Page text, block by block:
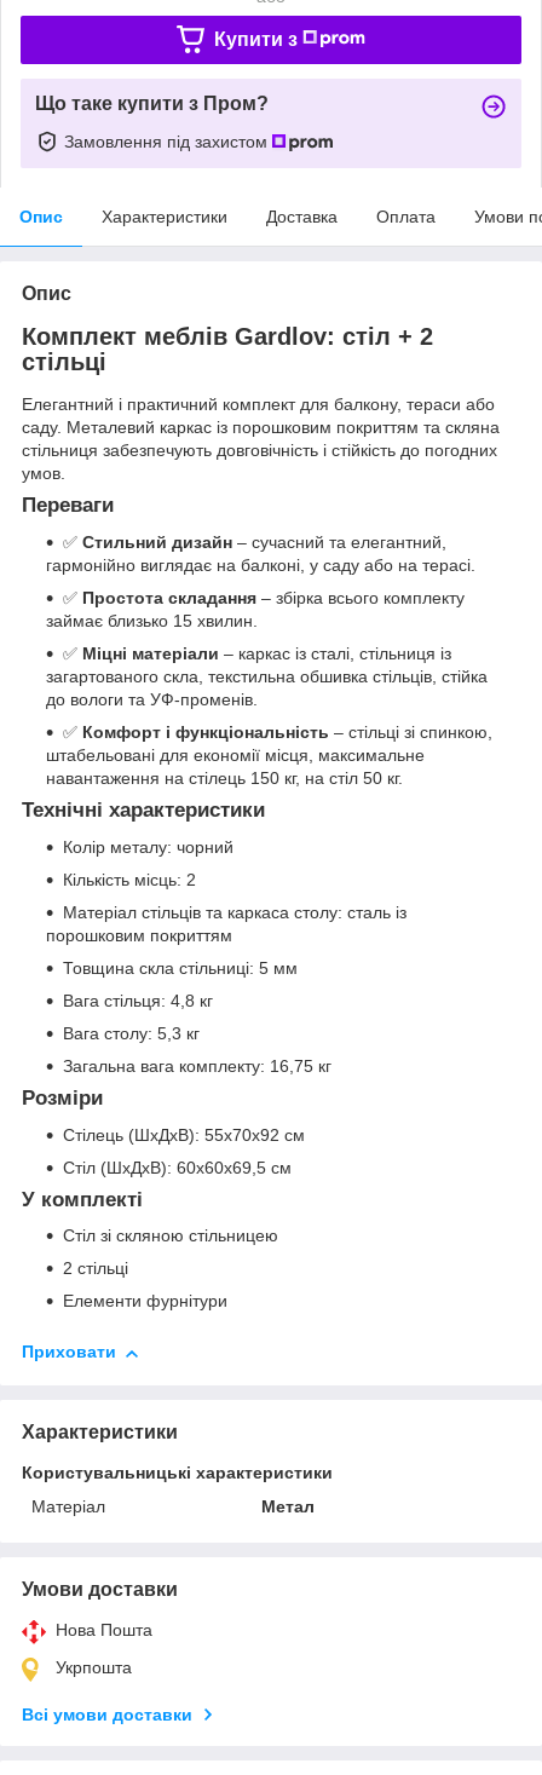
Купити з
Що таке купити з Пром?
Замовлення під захистом
Опис Характеристики Доставка Оплата Умови
Опис
Комплект меблів Gardlov: стіл + 2
стільці
Елегантний і практичний комплект для балкону, тераси або
саду. Металевий каркас із порошковим покриттям та скляна
стільниця забезпечують довговічність і стійкість до погодних
умов.
Переваги
✅ Стильний дизайн – сучасний та елегантний,
гармонійно виглядає на балконі, у саду або на терасі.
✅ Простота складання – збірка всього комплекту
займає близько 15 хвилин.
✅ Міцні матеріали – каркас із сталі, стільниця із
загартованого скла, текстильна обшивка стільців, стійка
до вологи та УФ-променів.
✅ Комфорт і функціональність – стільці зі спинкою,
штабельовані для економії місця, максимальне
навантаження на стілець 150 кг, на стіл 50 кг.
Технічні характеристики
Колір металу: чорний
Кількість місць: 2
Матеріал стільців та каркаса столу: сталь із
порошковим покриттям
Товщина скла стільниці: 5 мм
Вага стільця: 4,8 кг
Вага столу: 5,3 кг
Загальна вага комплекту: 16,75 кг
Розміри
Стілець (ШxДxВ): 55x70x92 см
Стіл (ШxДxВ): 60x60x69,5 см
У комплекті
Стіл зі скляною стільницею
2 стільці
Елементи фурнітури
Приховати
Характеристики
Користувальницькі характеристики
Матеріал
Метал
Умови доставки
Нова Пошта
Укрпошта
Всі умови доставки